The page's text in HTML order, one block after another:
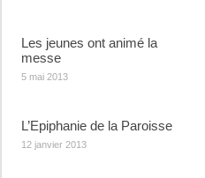
Les jeunes ont animé la
messe
5 mai 2013
L’Epiphanie de la Paroisse
12 janvier 2013